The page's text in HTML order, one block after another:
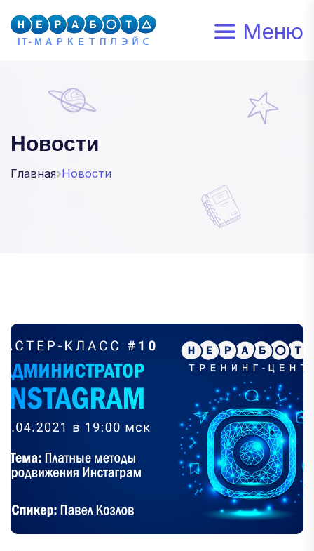
Меню
Новости
Главная Новости